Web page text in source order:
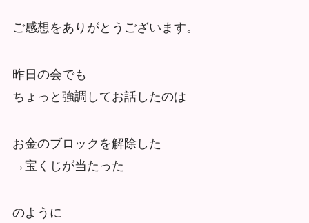
ご感想をありがとうございます。
昨日の会でも
ちょっと強調してお話したのは
お金のブロックを解除した
→宝くじが当たった
のように